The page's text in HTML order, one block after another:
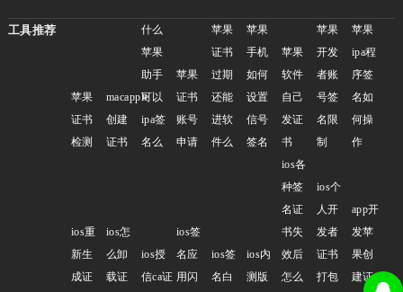
工具推荐
苹果
证书
检测
macapple
创建
证书
什么
苹果
助手
可以
ipa签
名么
苹果
证书
账号
申请
苹果
证书
过期
还能
进软
件么
苹果
手机
如何
设置
信号
签名
苹果
软件
自己
发证
书
苹果
开发
者账
号签
名限
制
苹果
ipa程
序签
名如
何操
作
ios重
新生
成证
ios怎
么卸
载证
ios授
信ca证
ios签
名应
用闪
ios签
名白
ios内
测版
ios各
种签
名证
书失
效后
怎么
ios个
人开
发者
证书
打包
app开
发苹
果创
建证